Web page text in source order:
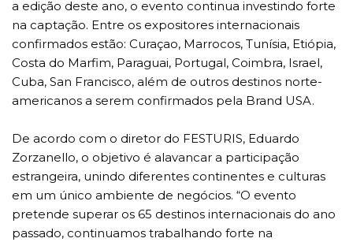
a edição deste ano, o evento continua investindo forte
na captação. Entre os expositores internacionais
confirmados estão: Curaçao, Marrocos, Tunísia, Etiópia,
Costa do Marfim, Paraguai, Portugal, Coimbra, Israel,
Cuba, San Francisco, além de outros destinos norte-
americanos a serem confirmados pela Brand USA.
De acordo com o diretor do FESTURIS, Eduardo
Zorzanello, o objetivo é alavancar a participação
estrangeira, unindo diferentes continentes e culturas
em um único ambiente de negócios. “O evento
pretende superar os 65 destinos internacionais do ano
passado, continuamos trabalhando forte na